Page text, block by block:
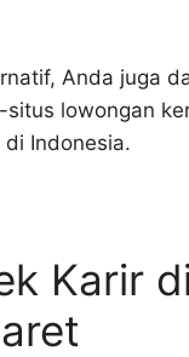
Anda juga
situs lowongan
Indonesia.
Karir